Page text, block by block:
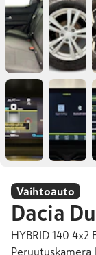
Vaihtoauto
Dacia
HYBRID 140 4x2
Peruutuskamera